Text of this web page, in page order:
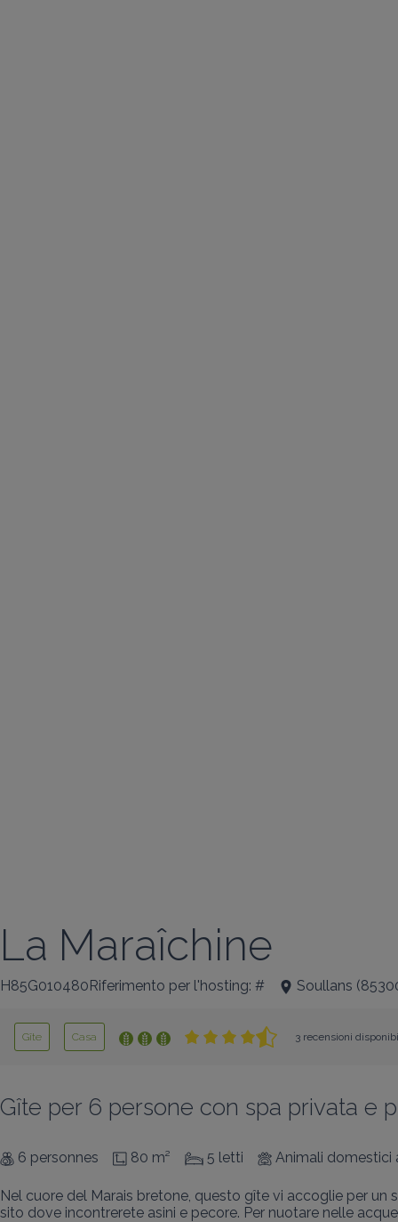
La Maraîchine
H85G010480Riferimento per l'hosting: # Soullans (
Gîte Casa 3 recensioni
Gîte per 6 persone con spa privata e
6 personnes 80 m² 5 letti Animali domestici
Nel cuore del Marais bretone, questo gîte vi accoglie per
sito dove incontrerete asini e pecore. Per nuotare nelle